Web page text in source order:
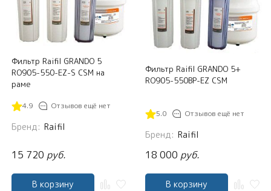
Фильтр Raifil GRANDO 5
RO905-550-EZ-S CSM на
раме
4.9 Отзывов ещё нет
Бренд: Raifil
15 720 руб.
В корзину
Фильтр Raifil GRANDO 5+
RO905-550BP-EZ CSM
5.0 Отзывов ещё нет
Бренд: Raifil
18 000 руб.
В корзину